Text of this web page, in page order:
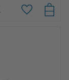
Lägg till i